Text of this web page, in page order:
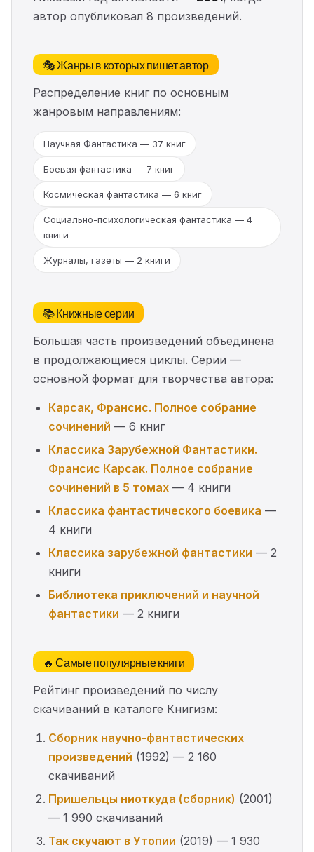
автор опубликовал 8 произведений.
🎭 Жанры в которых пишет автор
Распределение книг по основным
жанровым направлениям:
Научная Фантастика — 37 книг
Боевая фантастика — 7 книг
Космическая фантастика — 6 книг
Социально-психологическая фантастика — 4
книги
Журналы, газеты — 2 книги
📚 Книжные серии
Большая часть произведений объединена
в продолжающиеся циклы. Серии —
основной формат для творчества автора:
Карсак, Франсис. Полное собрание
сочинений — 6 книг
Классика Зарубежной Фантастики.
Франсис Карсак. Полное собрание
сочинений в 5 томах — 4 книги
Классика фантастического боевика —
4 книги
Классика зарубежной фантастики — 2
книги
Библиотека приключений и научной
фантастики — 2 книги
🔥 Самые популярные книги
Рейтинг произведений по числу
скачиваний в каталоге Книгизм:
Сборник научно-фантастических
произведений (1992) — 2 160
скачиваний
Пришельцы ниоткуда (сборник) (2001)
— 1 990 скачиваний
Так скучают в Утопии (2019) — 1 930